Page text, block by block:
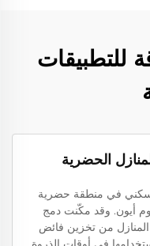
للتطبيقات
الحضرية
سكني في منطقة حضرية
أيون. وقد مكّنت دمج
من تخزين فائض